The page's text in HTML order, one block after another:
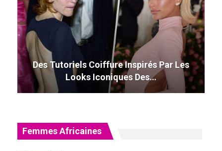
Des Tutoriels Coiffure Inspirés Par Les
Looks Iconiques Des…
Femmes Africaines